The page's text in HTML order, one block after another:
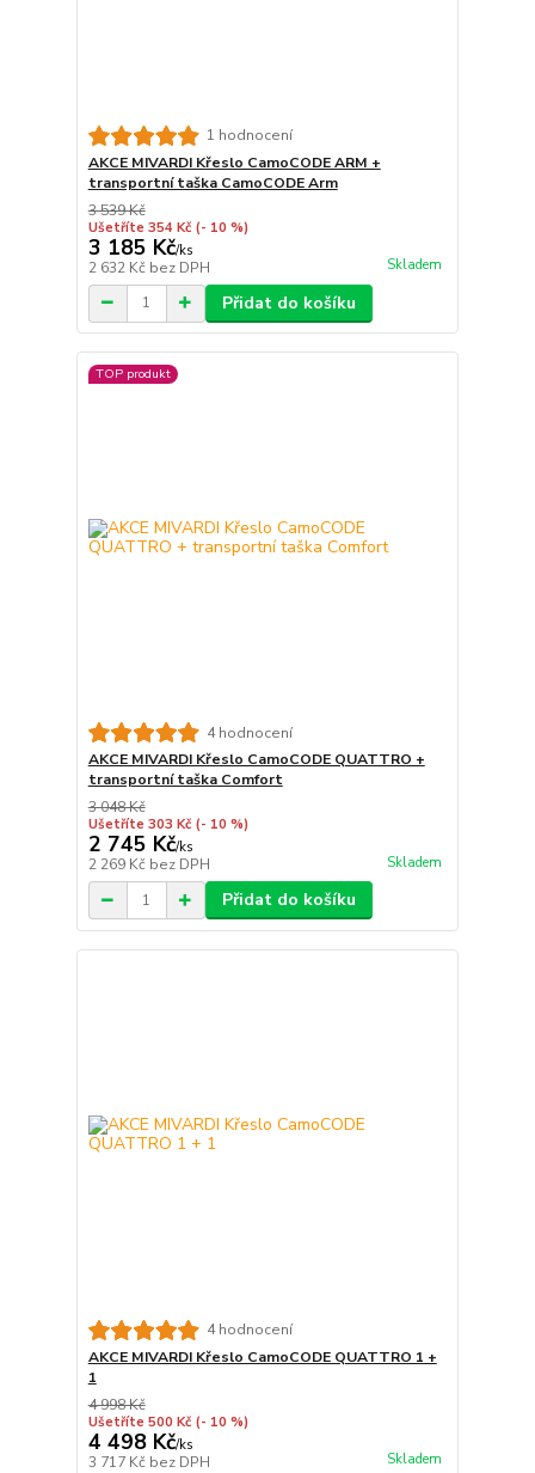
1 hodnocení
AKCE MIVARDI Křeslo CamoCODE ARM +
transportní taška CamoCODE Arm
3 539 Kč
Ušetříte 354 Kč (- 10 %)
3 185 Kč/ks
2 632 Kč bez DPH Skladem
Přidat do košíku
TOP produkt
4 hodnocení
AKCE MIVARDI Křeslo CamoCODE QUATTRO +
transportní taška Comfort
3 048 Kč
Ušetříte 303 Kč (- 10 %)
2 745 Kč/ks
2 269 Kč bez DPH Skladem
Přidat do košíku
4 hodnocení
AKCE MIVARDI Křeslo CamoCODE QUATTRO 1 +
1
4 998 Kč
Ušetříte 500 Kč (- 10 %)
4 498 Kč/ks
3 717 Kč bez DPH Skladem